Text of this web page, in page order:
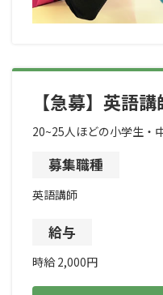
【急募】英語講
20~25人ほどの小学生・
募集職種
英語講師
給与
時給 2,000円